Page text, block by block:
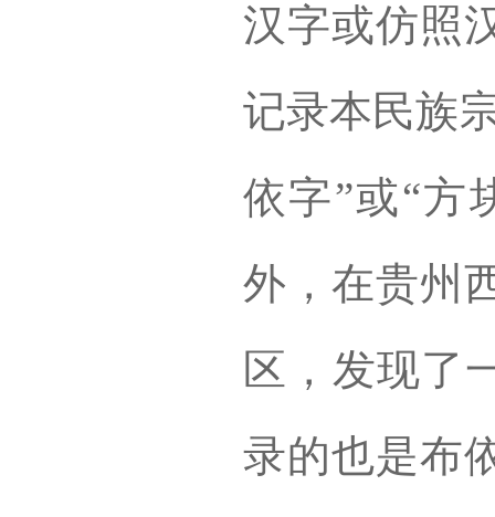
汉字或仿照
记录本民族
依字”或“方
外，在贵州
区，发现了
录的也是布